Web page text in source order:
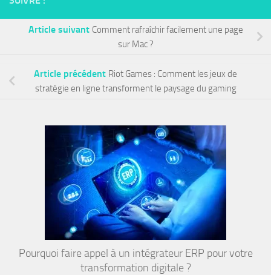
Article suivant Comment rafraîchir facilement une page
sur Mac ?
Article précédent Riot Games : Comment les jeux de
stratégie en ligne transforment le paysage du gaming
Pourquoi faire appel à un intégrateur ERP pour votre
transformation digitale ?